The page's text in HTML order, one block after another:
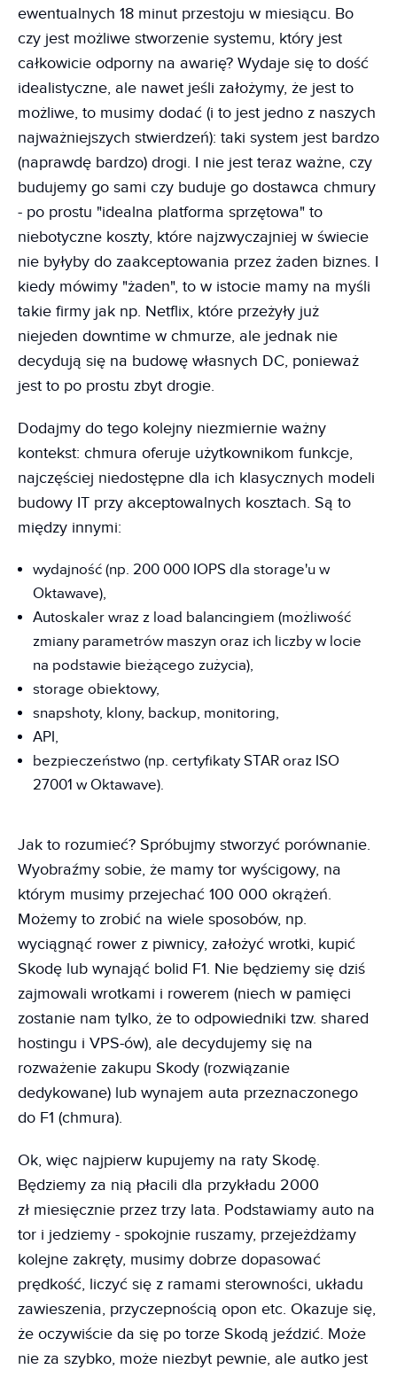
ewentualnych 18 minut przestoju w miesiącu. Bo
czy jest możliwe stworzenie systemu, który jest
całkowicie odporny na awarię? Wydaje się to dość
idealistyczne, ale nawet jeśli założymy, że jest to
możliwe, to musimy dodać (i to jest jedno z naszych
najważniejszych stwierdzeń): taki system jest bardzo
(naprawdę bardzo) drogi. I nie jest teraz ważne, czy
budujemy go sami czy buduje go dostawca chmury
- po prostu "idealna platforma sprzętowa" to
niebotyczne koszty, które najzwyczajniej w świecie
nie byłyby do zaakceptowania przez żaden biznes. I
kiedy mówimy "żaden", to w istocie mamy na myśli
takie firmy jak np. Netflix, które przeżyły już
niejeden downtime w chmurze, ale jednak nie
decydują się na budowę własnych DC, ponieważ
jest to po prostu zbyt drogie.
Dodajmy do tego kolejny niezmiernie ważny
kontekst: chmura oferuje użytkownikom funkcje,
najczęściej niedostępne dla ich klasycznych modeli
budowy IT przy akceptowalnych kosztach. Są to
między innymi:
wydajność (np. 200 000 IOPS dla storage'u w
Oktawave),
Autoskaler wraz z load balancingiem (możliwość
zmiany parametrów maszyn oraz ich liczby w locie
na podstawie bieżącego zużycia),
storage obiektowy,
snapshoty, klony, backup, monitoring,
API,
bezpieczeństwo (np. certyfikaty STAR oraz ISO
27001 w Oktawave).
Jak to rozumieć? Spróbujmy stworzyć porównanie.
Wyobraźmy sobie, że mamy tor wyścigowy, na
którym musimy przejechać 100 000 okrążeń.
Możemy to zrobić na wiele sposobów, np.
wyciągnąć rower z piwnicy, założyć wrotki, kupić
Skodę lub wynająć bolid F1. Nie będziemy się dziś
zajmowali wrotkami i rowerem (niech w pamięci
zostanie nam tylko, że to odpowiedniki tzw. shared
hostingu i VPS-ów), ale decydujemy się na
rozważenie zakupu Skody (rozwiązanie
dedykowane) lub wynajem auta przeznaczonego
do F1 (chmura).
Ok, więc najpierw kupujemy na raty Skodę.
Będziemy za nią płacili dla przykładu 2000
zł miesięcznie przez trzy lata. Podstawiamy auto na
tor i jedziemy - spokojnie ruszamy, przejeżdżamy
kolejne zakręty, musimy dobrze dopasować
prędkość, liczyć się z ramami sterowności, układu
zawieszenia, przyczepnością opon etc. Okazuje się,
że oczywiście da się po torze Skodą jeździć. Może
nie za szybko, może niezbyt pewnie, ale autko jest